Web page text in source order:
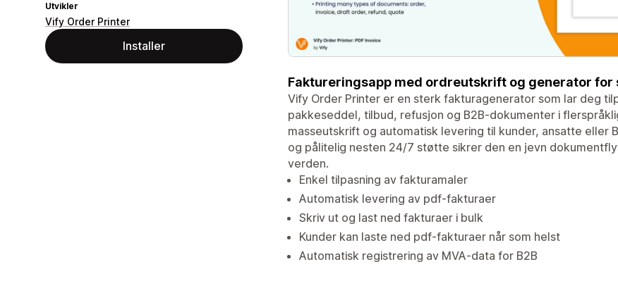
Utvikler
Vify Order Printer
Installer
Faktureringsapp med ordreutskrift og generator
Vify Order Printer er en sterk fakturagenerator som lar deg
pakkeseddel, tilbud, refusjon og B2B-dokumenter i
masseutskrift og automatisk levering til kunder, ansatte eller
og pålitelig nesten 24/7 støtte sikrer den en jevn
verden.
Enkel tilpasning av fakturamaler
Automatisk levering av pdf-fakturaer
Skriv ut og last ned fakturaer i bulk
Kunder kan laste ned pdf-fakturaer når som helst
Automatisk registrering av MVA-data for B2B